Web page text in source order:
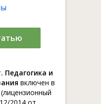
Педагогика и
включен в